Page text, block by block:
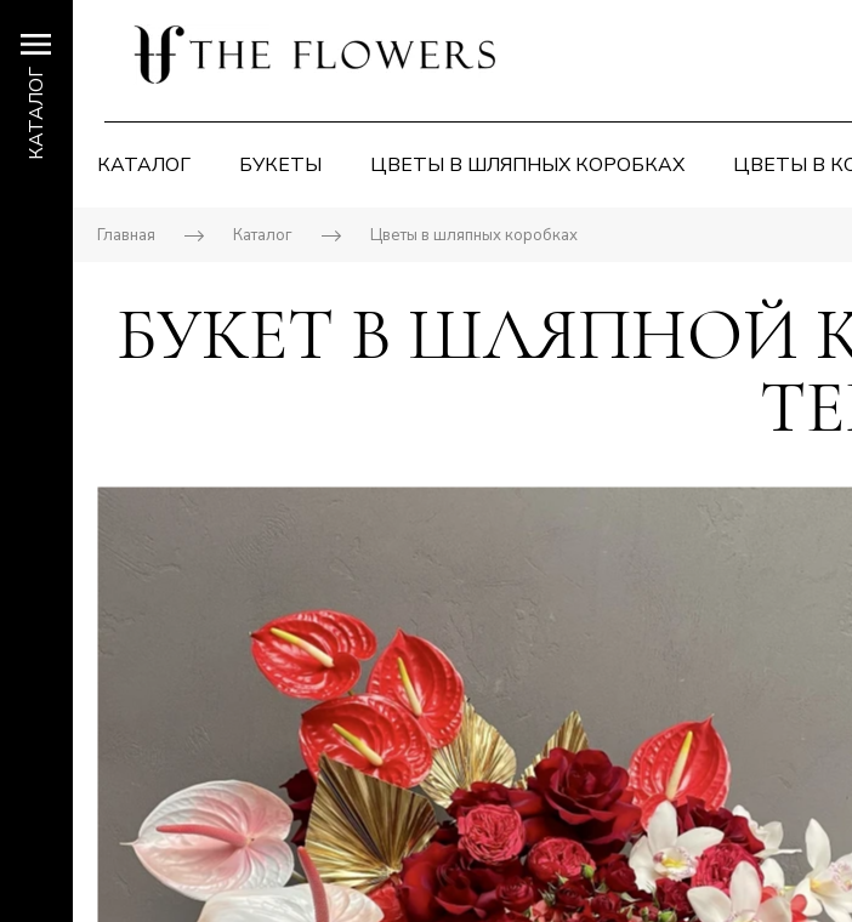
КАТАЛОГ
КАТАЛОГ БУКЕТЫ ЦВЕТЫ В ШЛЯПНЫХ КОРОБКАХ ЦВЕТЫ В
Главная Каталог Цветы в шляпных коробках
БУКЕТ В ШЛЯПНОЙ